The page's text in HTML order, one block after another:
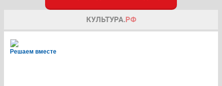
Решаем вместе